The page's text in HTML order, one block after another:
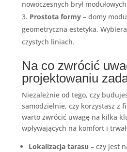
nowoczesnych brył
Prostota formy– domy
geometryczna estetyka.
czystych liniach.
Na co zwrócić
projektowaniu
Niezależnie od tego, czy
samodzielnie, czy korzystasz z
warto zwrócić uwagę na kilka
wpływających na komfort i
Lokalizacja tarasu – czy jest